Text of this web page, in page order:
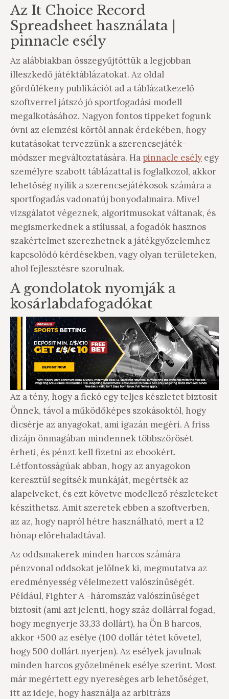
Az It Choice Record
Spreadsheet használata |
pinnacle esély
Az alábbiakban összegyűjtöttük a legjobban
illeszkedő játéktáblázatokat. Az oldal
gördülékeny publikációt ad a táblázatkezelő
szoftverrel játszó jó sportfogadási modell
megalkotásához. Nagyon fontos tippeket fogunk
óvni az elemzési körtől annak érdekében, hogy
kutatásokat tervezzünk a szerencsejáték-
módszer megváltoztatására. Ha pinnacle esély egy
személyre szabott táblázattal is foglalkozol, akkor
lehetőség nyílik a szerencsejátékosok számára a
sportfogadás vadonatúj bonyodalmaira. Mivel
vizsgálatot végeznek, algoritmusokat váltanak, és
megismerkednek a stílussal, a fogadók hasznos
szakértelmet szerezhetnek a játékgyőzelemhez
kapcsolódó kérdésekben, vagy olyan területeken,
ahol fejlesztésre szorulnak.
A gondolatok nyomják a
kosárlabdafogadókat
Az a tény, hogy a fickó egy teljes készletet biztosít
Önnek, távol a működőképes szokásoktól, hogy
dicsérje az anyagokat, ami igazán megéri. A friss
dizájn önmagában mindennek többszörösét
érheti, és pénzt kell fizetni az ebookért.
Létfontosságúak abban, hogy az anyagokon
keresztül segítsék munkáját, megértsék az
alapelveket, és ezt követve modellező részleteket
készíthetsz. Amit szeretek ebben a szoftverben,
az az, hogy napról hétre használható, mert a 12
hónap előrehaladtával.
Az oddsmakerek minden harcos számára
pénzvonal oddsokat jelölnek ki, megmutatva az
eredményesség vélelmezett valószínűségét.
Például, Fighter A -háromszáz valószínűséget
biztosít (ami azt jelenti, hogy száz dollárral fogad,
hogy megnyerje 33,33 dollárt), ha Ön B harcos,
akkor +500 az esélye (100 dollár tétet követel,
hogy 500 dollárt nyerjen). Az esélyek javulnak
minden harcos győzelmének esélye szerint. Most
már megértett egy nyereséges arb lehetőséget,
itt az ideje, hogy használja az arbitrázs